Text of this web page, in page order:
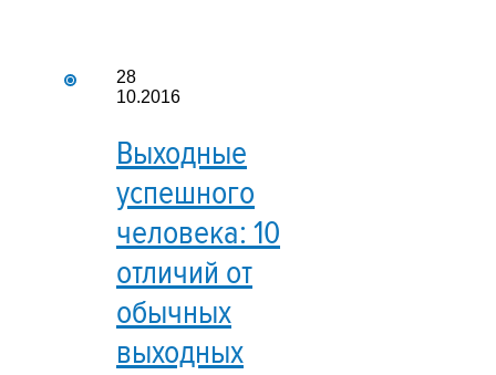
28
10.2016
Выходные
успешного
человека: 10
отличий от
обычных
выходных